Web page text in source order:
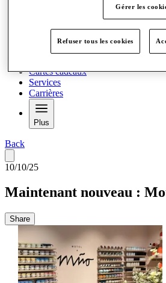
Quoi de neuf
Aire de jeux pour enfants
Cartes cadeaux
Services
Carrières
Plus
Back
10/10/25
Maintenant nouveau :
Share
Gérer les
Refuser tous les cookies